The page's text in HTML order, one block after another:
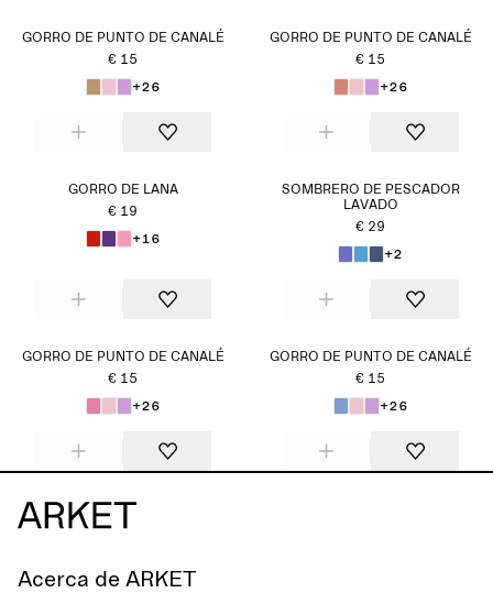
GORRO DE PUNTO DE CANALÉ
€ 15
+26
GORRO DE PUNTO DE CANALÉ
€ 15
+26
GORRO DE LANA
€ 19
+16
SOMBRERO DE PESCADOR
LAVADO
€ 29
+2
GORRO DE PUNTO DE CANALÉ
€ 15
+26
GORRO DE PUNTO DE CANALÉ
€ 15
+26
Acerca de ARKET